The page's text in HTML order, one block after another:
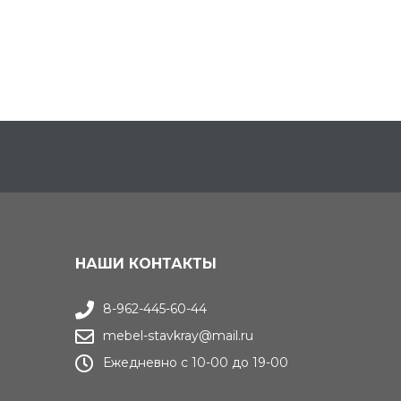
НАШИ КОНТАКТЫ
8-962-445-60-44
mebel-stavkray@mail.ru
Ежедневно с 10-00 до 19-00